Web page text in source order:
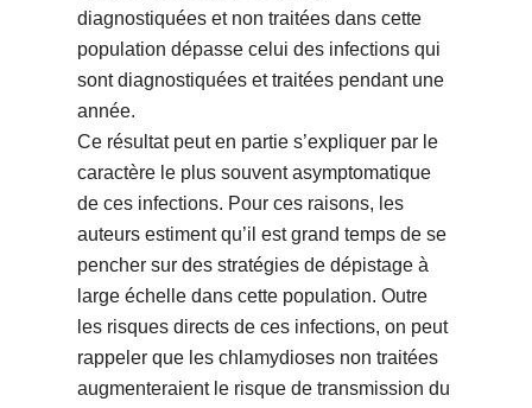
diagnostiquées et non traitées dans cette
population dépasse celui des infections qui
sont diagnostiquées et traitées pendant une
année.
Ce résultat peut en partie s’expliquer par le
caractère le plus souvent asymptomatique
de ces infections. Pour ces raisons, les
auteurs estiment qu’il est grand temps de se
pencher sur des stratégies de dépistage à
large échelle dans cette population. Outre
les risques directs de ces infections, on peut
rappeler que les chlamydioses non traitées
augmenteraient le risque de transmission du